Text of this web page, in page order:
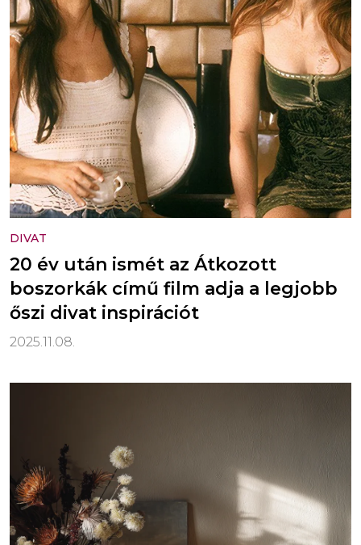
DIVAT
20 év után ismét az Átkozott
boszorkák című film adja a legjobb
őszi divat inspirációt
2025.11.08.